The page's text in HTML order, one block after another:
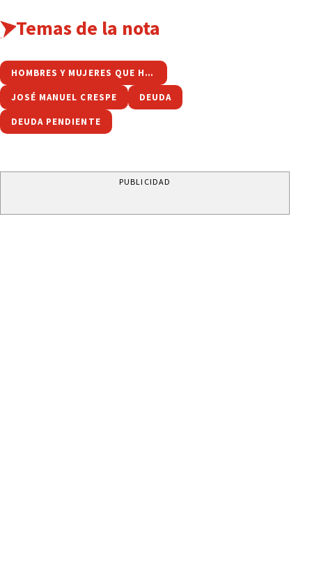
Temas de la nota
HOMBRES Y MUJERES QUE HICIERON HISTORIA
JOSÉ MANUEL CRESPE DEUDA
DEUDA PENDIENTE
PUBLICIDAD